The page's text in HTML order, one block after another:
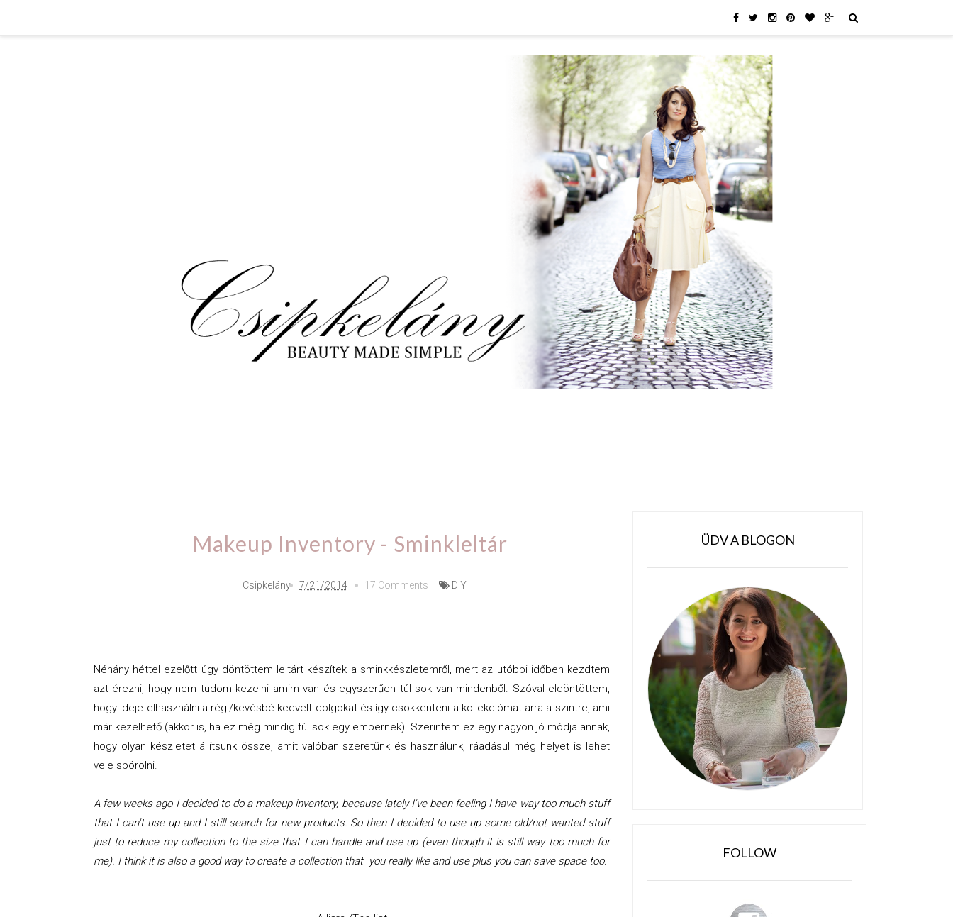
Makeup Inventory - Sminkleltár
Csipkelány 7/21/2014 17 Comments DIY
Néhány héttel ezelőtt úgy döntöttem leltárt készítek a sminkkészletemről, mert az utóbbi időben kezdtem
azt érezni, hogy nem tudom kezelni amim van és egyszerűen túl sok van mindenből. Szóval eldöntöttem,
hogy ideje elhasználni a régi/kevésbé kedvelt dolgokat és így csökkenteni a kollekciómat arra a szintre, ami
már kezelhető (akkor is, ha ez még mindig túl sok egy embernek). Szerintem ez egy nagyon jó módja annak,
hogy olyan készletet állítsunk össze, amit valóban szeretünk és használunk, ráadásul még helyet is lehet
vele spórolni.
A few weeks ago I decided to do a makeup inventory, because lately I've been feeling I have way too much stuff
that I can't use up and I still search for new products. So then I decided to use up some old/not wanted stuff
just to reduce my collection to the size that I can handle and use up (even though it is still way too much for
me). I think it is also a good way to create a collection that you really like and use plus you can save space too.
ÜDV A BLOGON
FOLLOW